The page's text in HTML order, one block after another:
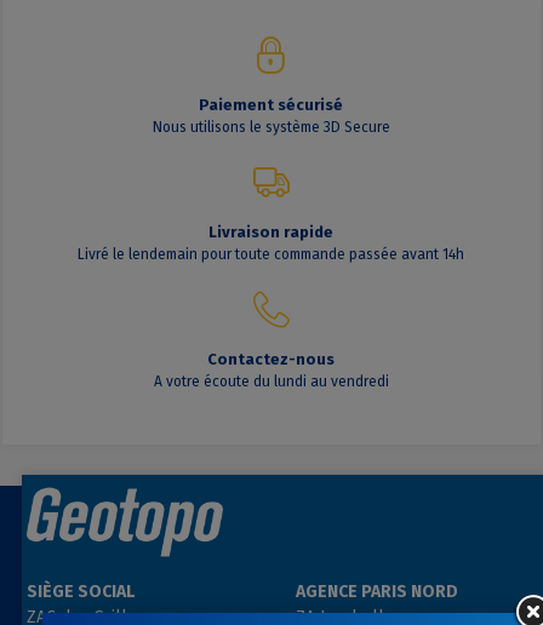
Paiement sécurisé
Nous utilisons le système 3D Secure
Livraison rapide
Livré le lendemain pour toute commande passée avant 14h
Contactez-nous
A votre écoute du lundi au vendredi
SIÈGE SOCIAL
ZAC des Grillons
AGENCE PARIS NORD
ZA Les belles vues